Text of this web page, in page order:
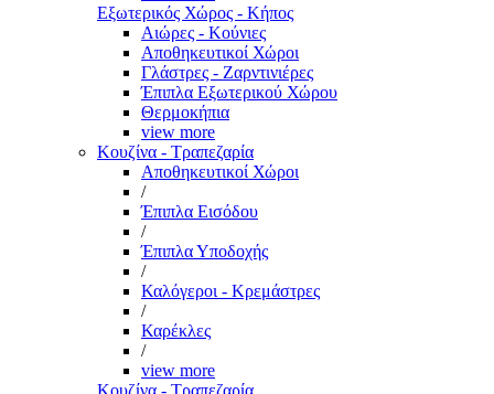
Εξωτερικός Χώρος - Κήπος
Αιώρες - Κούνιες
Αποθηκευτικοί Χώροι
Γλάστρες - Ζαρντινιέρες
Έπιπλα Εξωτερικού Χώρου
Θερμοκήπια
view more
Κουζίνα - Τραπεζαρία
Αποθηκευτικοί Χώροι
/
Έπιπλα Εισόδου
/
Έπιπλα Υποδοχής
/
Καλόγεροι - Κρεμάστρες
/
Καρέκλες
/
view more
Κουζίνα - Τραπεζαρία